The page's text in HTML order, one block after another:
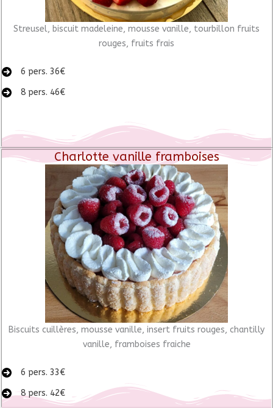
Streusel, biscuit madeleine, mousse vanille, tourbillon fruits
rouges, fruits frais
6 pers. 36€
8 pers. 46€
Charlotte vanille framboises
Biscuits cuillères, mousse vanille, insert fruits rouges, chantilly
vanille, framboises fraiche
6 pers. 33€
8 pers. 42€